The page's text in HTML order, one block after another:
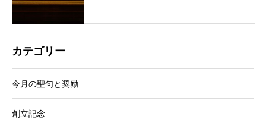
カテゴリー
今月の聖句と奨励
創立記念